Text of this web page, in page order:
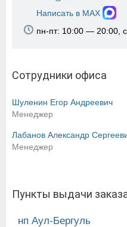
Написать в MAX
пн-пт: 10:00 — 20:00,
Сотрудники офиса
Шуленин Егор Андреевич
Менеджер
Лабанов Александр
Менеджер
Пункты выдачи
нп Аул-Бергуль